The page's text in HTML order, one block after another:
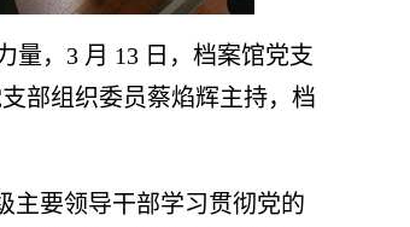
量， 3 月 13 日，档案馆党支
部组织委员蔡焰辉主持，档
主要领导干部学习贯彻党的